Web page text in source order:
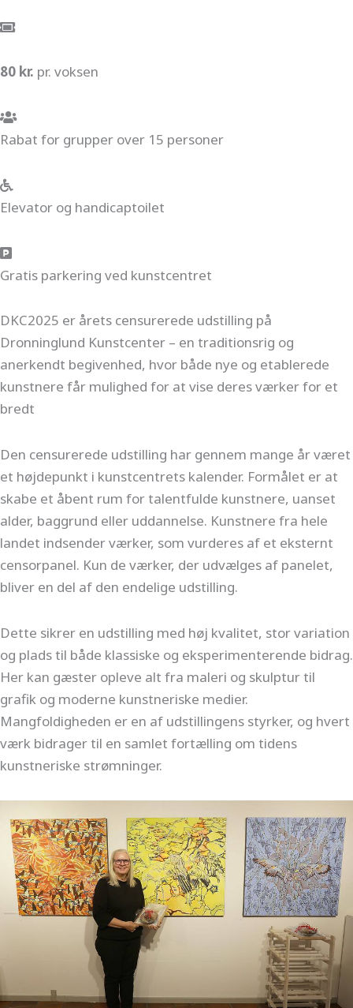
80 kr. pr. voksen
Rabat for grupper over 15 personer
Elevator og handicaptoilet
Gratis parkering ved kunstcentret
DKC2025 er årets censurerede udstilling på
Dronninglund Kunstcenter – en traditionsrig og
anerkendt begivenhed, hvor både nye og etablerede
kunstnere får mulighed for at vise deres værker for et
bredt
Den censurerede udstilling har gennem mange år været
et højdepunkt i kunstcentrets kalender. Formålet er at
skabe et åbent rum for talentfulde kunstnere, uanset
alder, baggrund eller uddannelse. Kunstnere fra hele
landet indsender værker, som vurderes af et eksternt
censorpanel. Kun de værker, der udvælges af panelet,
bliver en del af den endelige udstilling.
Dette sikrer en udstilling med høj kvalitet, stor variation
og plads til både klassiske og eksperimenterende bidrag.
Her kan gæster opleve alt fra maleri og skulptur til
grafik og moderne kunstneriske medier.
Mangfoldigheden er en af udstillingens styrker, og hvert
værk bidrager til en samlet fortælling om tidens
kunstneriske strømninger.